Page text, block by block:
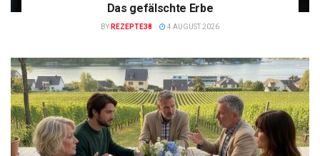
Das gefälschte Erbe
BY REZEPTE38 4 AUGUST 2026